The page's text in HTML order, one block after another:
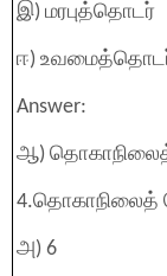
இ) மரபுத்தொடர்
ஈ)
Answer:
ஆ)
அ) 6